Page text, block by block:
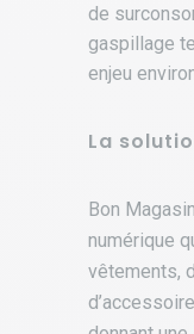
de
gaspillage
enjeu
La
Bon
numérique
vêtements,